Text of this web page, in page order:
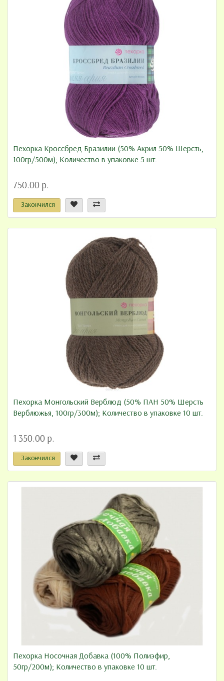
Пехорка Кроссбред Бразилии (50% Акрил 50% Шерсть,
100гр/500м); Количество в упаковке 5 шт.
750.00 р.
Закончился
Пехорка Монгольский Верблюд (50% ПАН 50% Шерсть
Верблюжья, 100гр/300м); Количество в упаковке 10 шт.
1 350.00 р.
Закончился
Пехорка Носочная Добавка (100% Полиэфир,
50гр/200м); Количество в упаковке 10 шт.